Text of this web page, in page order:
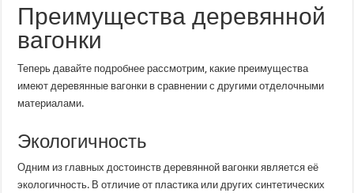
Преимущества деревянной
вагонки
Теперь давайте подробнее рассмотрим, какие преимущества
имеют деревянные вагонки в сравнении с другими отделочными
материалами.
Экологичность
Одним из главных достоинств деревянной вагонки является её
экологичность. В отличие от пластика или других синтетических